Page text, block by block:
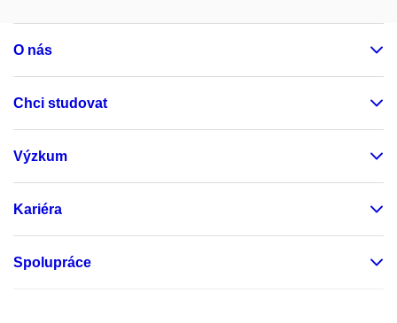
O nás
Chci studovat
Výzkum
Kariéra
Spolupráce